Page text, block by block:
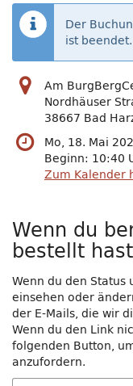
Der
ist beendet.
Am
Nordhäuser
38667 Bad
Mo, 18. Mai
Beginn: 10:40
Zum Kalender
Wenn du
bestellt hast
Wenn du den
einsehen oder
der E-Mails, die wir
Wenn du den Link
folgenden Button,
anzufordern.